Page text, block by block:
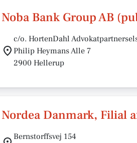
Noba Bank Group AB
c/o. HortenDahl
Philip Heymans Alle 7
2900 Hellerup
Nordea Danmark, Filial
Bernstorffsvej 154